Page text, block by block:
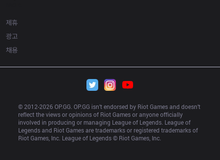
제휴
광고
채용
© 2012-2026 OP.GG. OP.GG isn’t endorsed by Riot Games and doesn’t
reflect the views or opinions of Riot Games or anyone officially
involved in producing or managing League of Legends. League of
Legends and Riot Games are trademarks or registered trademarks of
Riot Games, Inc. League of Legends © Riot Games, Inc.